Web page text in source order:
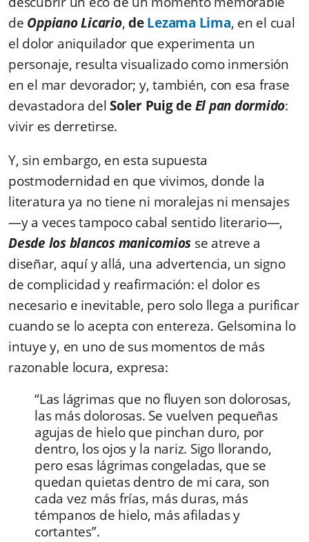
de Oppiano Licario,deLezama Lima, en el cual
el dolor aniquilador que experimenta un
personaje, resulta visualizado como inmersión
en el mar devorador; y, también, con esa frase
devastadora delSoler Puig deEl pan dormido:
vivir es derretirse.
Y, sin embargo, en esta supuesta
postmodernidad en que vivimos, donde la
literatura ya no tiene ni moralejas ni mensajes
—y a veces tampoco cabal sentido literario—,
Desde los blancos manicomios se atreve a
diseñar, aquí y allá, una advertencia, un signo
de complicidad y reafirmación: el dolor es
necesario e inevitable, pero solo llega a purificar
cuando se lo acepta con entereza. Gelsomina lo
intuye y, en uno de sus momentos de más
razonable locura, expresa:
“Las lágrimas que no fluyen son dolorosas,
las más dolorosas. Se vuelven pequeñas
agujas de hielo que pinchan duro, por
dentro, los ojos y la nariz. Sigo llorando,
pero esas lágrimas congeladas, que se
quedan quietas dentro de mi cara, son
cada vez más frías, más duras, más
témpanos de hielo, más afiladas y
cortantes”.